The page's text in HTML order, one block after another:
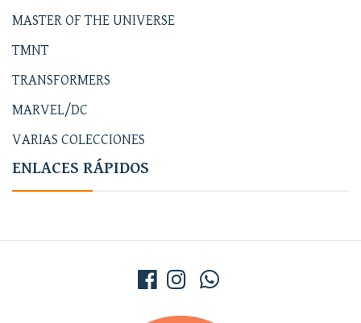
MASTER OF THE UNIVERSE
TMNT
TRANSFORMERS
MARVEL/DC
VARIAS COLECCIONES
ENLACES RÁPIDOS